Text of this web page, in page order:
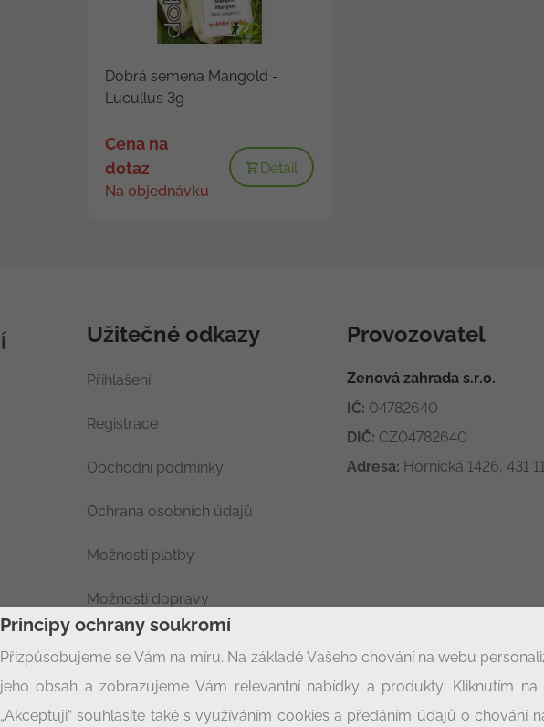
Dobrá semena Mangold -
Lucullus 3g
Cena na
dotaz
Na objednávku
Detail
Užitečné odkazy
Přihlášení
Registrace
Obchodní podmínky
Ochrana osobních údajů
Možnosti platby
Možnosti dopravy
Provozovatel
Zenová zahrada s.r.o.
IČ: 04782640
DIČ: CZ04782640
Adresa: Hornická 1426, 431
Principy ochrany soukromí
Přizpůsobujeme se Vám na míru. Na základě Vašeho chování na webu
jeho obsah a zobrazujeme Vám relevantní nabídky a produkty. Kliknutím na
„Akceptuji“ souhlasíte také s využíváním cookies a předáním údajů o chování